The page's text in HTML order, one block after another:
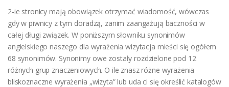
2-ie stronicy mają obowiązek otrzymać wiadomość, wówczas
gdy w piwnicy z tym doradzą, zanim zaangażują baczności w
całej długi związek. W poniższym słowniku synonimów
angielskiego naszego dla wyrażenia wizytacja mieści się ogółem
68 synonimów. Synonimy owe zostały rozdzielone pod 12
różnych grup znaczeniowych. O ile znasz różne wyrażenia
bliskoznaczne wyrażenia „wizyta” lub uda ci się określić katalogów